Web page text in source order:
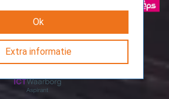
Ok
Extra informatie